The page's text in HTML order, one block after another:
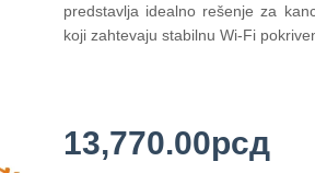
predstavlja idealno rešenje za
koji zahtevaju stabilnu Wi-Fi
13,770.00рсд